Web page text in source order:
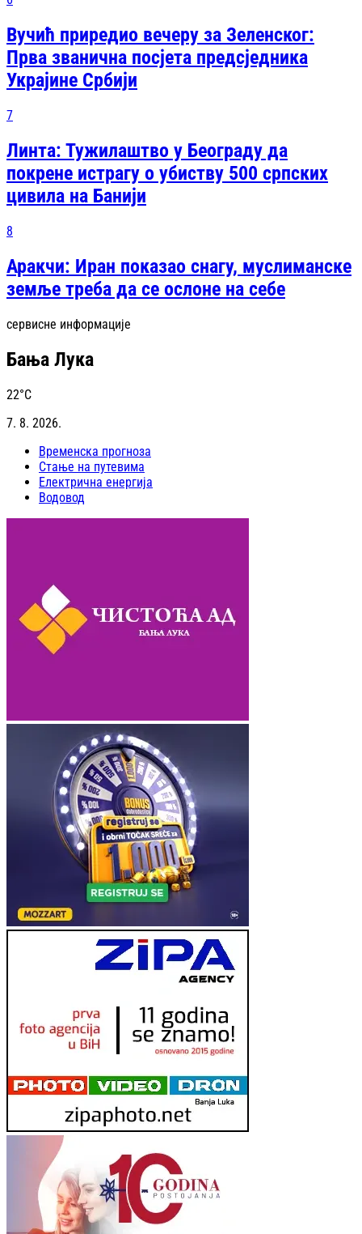
Вучић приредио вечеру за Зеленског:
Прва званична посjета предсjедника
Украјине Србији
7
Линта: Тужилаштво у Београду да
покрене истрагу о убиству 500 српских
цивила на Банији
8
Аракчи: Иран показао снагу, муслиманске
земље треба да се ослоне на себе
сервисне информације
Бања Лука
22°C
7. 8. 2026.
Временска прогноза
Стање на путевима
Електрична енергија
Водовод